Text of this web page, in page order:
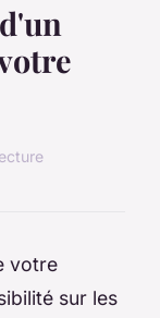
votre
sur les